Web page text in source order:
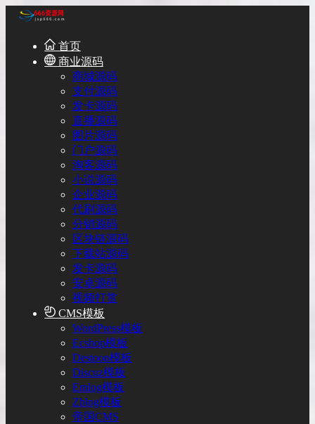
首页
商业源码
商城源码
支付源码
发卡源码
直播源码
图片源码
门户源码
淘客源码
小说源码
企业源码
代刷源码
分销源码
区块链源码
下载站源码
发卡源码
安卓源码
视频打赏
CMS模板
WordPress模板
Ecshop模板
Destoon模板
Discuz模板
Emlog模板
Zblog模板
帝国CMS